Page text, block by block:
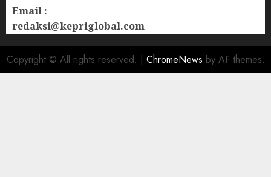
Email :
redaksi@kepriglobal.com
Copyright © All rights reserved. | ChromeNews by AF themes.